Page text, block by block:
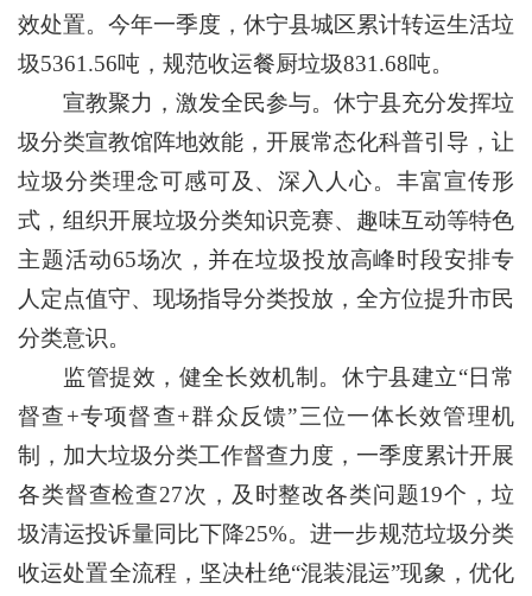
效处置。今年一季度，休宁县城区累计转运生活垃
圾5361.56吨，规范收运餐厨垃圾831.68吨。
宣教聚力，激发全民参与。休宁县充分发挥垃
圾分类宣教馆阵地效能，开展常态化科普引导，让
垃圾分类理念可感可及、深入人心。丰富宣传形
式，组织开展垃圾分类知识竞赛、趣味互动等特色
主题活动65场次，并在垃圾投放高峰时段安排专
人定点值守、现场指导分类投放，全方位提升市民
分类意识。
监管提效，健全长效机制。休宁县建立“日常
督查+专项督查+群众反馈”三位一体长效管理机
制，加大垃圾分类工作督查力度，一季度累计开展
各类督查检查27次，及时整改各类问题19个，垃
圾清运投诉量同比下降25%。进一步规范垃圾分类
收运处置全流程，坚决杜绝“混装混运”现象，优化